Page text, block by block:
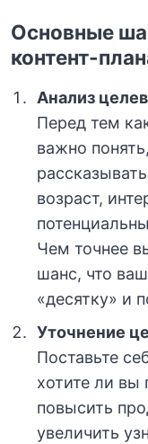
Основные
контент-
Анализ
Перед тем
важно
возраст,
Чем точнее
шанс, что
«десятку» и
Уточнение
Поставьте
хотите ли вы
повысить
увеличить